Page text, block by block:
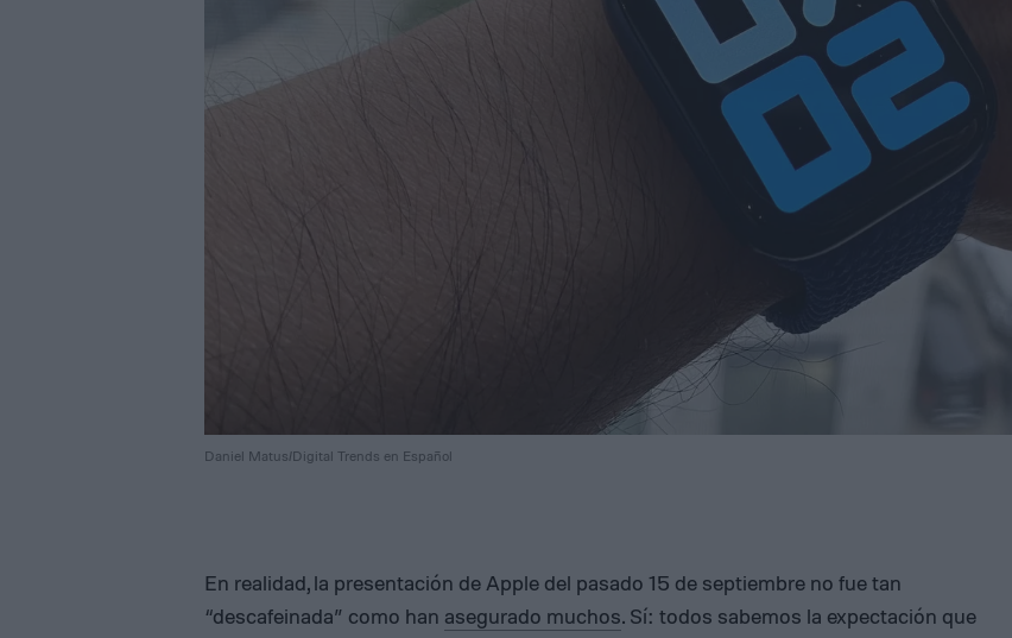
Daniel Matus/Digital Trends en Español
En realidad, la presentación de Apple del pasado 15 de septiembre no fue tan
“descafeinada” como han asegurado muchos. Sí: todos sabemos la expectación que